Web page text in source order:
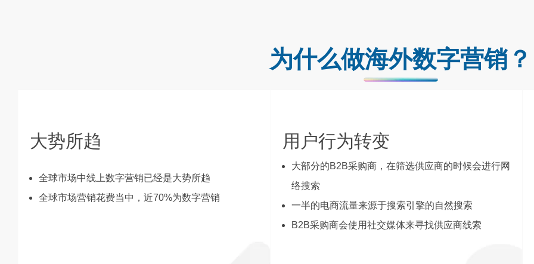
为什么做海外数字营销？
大势所趋
全球市场中线上数字营销已经是大势所趋
全球市场营销花费当中，近70%为数字营销
用户行为转变
大部分的B2B采购商，在筛选供应商的时候会进行网
络搜索
一半的电商流量来源于搜索引擎的自然搜索
B2B采购商会使用社交媒体来寻找供应商线索